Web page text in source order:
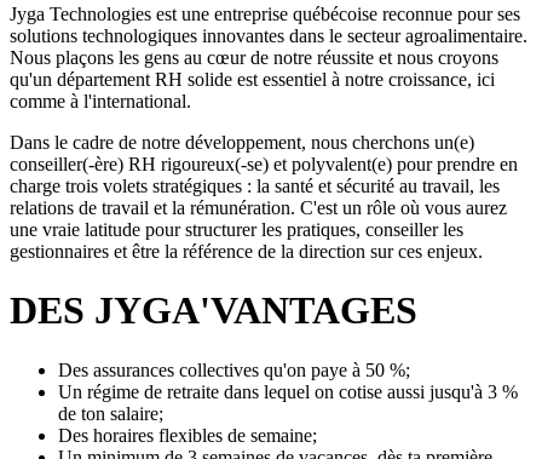
Jyga Technologies est une entreprise québécoise reconnue pour ses
solutions technologiques innovantes dans le secteur agroalimentaire.
Nous plaçons les gens au cœur de notre réussite et nous croyons
qu'un département RH solide est essentiel à notre croissance, ici
comme à l'international.
Dans le cadre de notre développement, nous cherchons un(e)
conseiller(-ère) RH rigoureux(-se) et polyvalent(e) pour prendre en
charge trois volets stratégiques : la santé et sécurité au travail, les
relations de travail et la rémunération. C'est un rôle où vous aurez
une vraie latitude pour structurer les pratiques, conseiller les
gestionnaires et être la référence de la direction sur ces enjeux.
DES JYGA'VANTAGES
Des assurances collectives qu'on paye à 50 %;
Un régime de retraite dans lequel on cotise aussi jusqu'à 3 %
de ton salaire;
Des horaires flexibles de semaine;